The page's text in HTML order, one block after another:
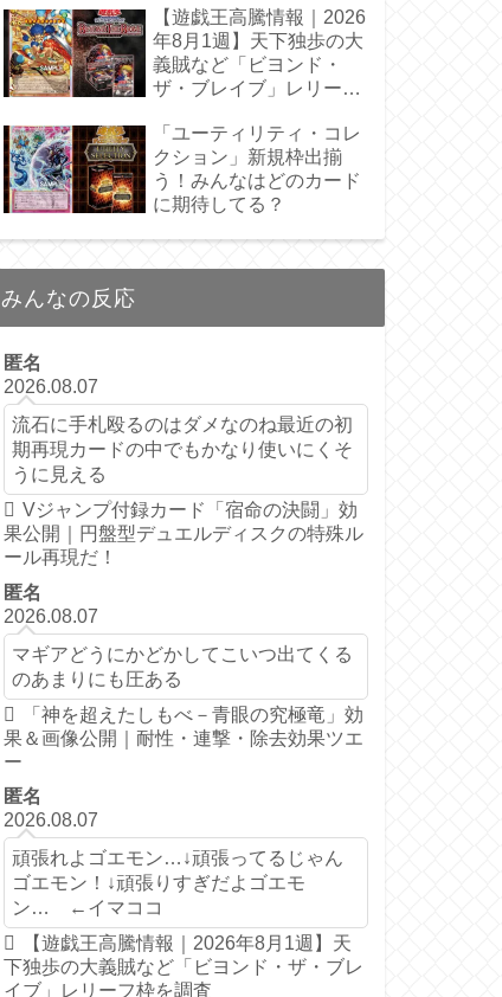
【遊戯王高騰情報｜2026
年8月1週】天下独歩の大
義賊など「ビヨンド・
ザ・ブレイブ」レリーフ
「ユーティリティ・コレ
クション」新規枠出揃
う！みんなはどのカード
に期待してる？
みんなの反応
匿名
2026.08.07
流石に手札殴るのはダメなのね最近の初
期再現カードの中でもかなり使いにくそ
うに見える
Vジャンプ付録カード「宿命の決闘」効
果公開｜円盤型デュエルディスクの特殊ル
ール再現だ！
匿名
2026.08.07
マギアどうにかどかしてこいつ出てくる
のあまりにも圧ある
「神を超えたしもべ－青眼の究極竜」効
果＆画像公開｜耐性・連撃・除去効果ツエ
ー
匿名
2026.08.07
頑張れよゴエモン…↓頑張ってるじゃん
ゴエモン！↓頑張りすぎだよゴエモ
ン… ←イマココ
【遊戯王高騰情報｜2026年8月1週】天
下独歩の大義賊など「ビヨンド・ザ・ブレ
イブ」レリーフ枠を調査